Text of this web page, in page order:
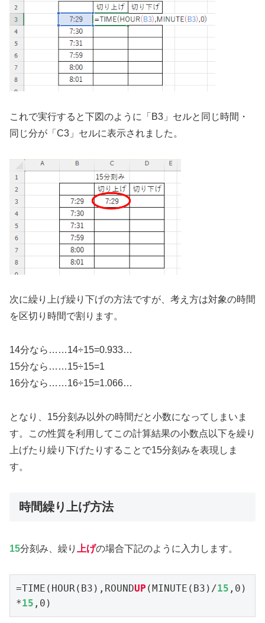
これで実行すると下図のように「B3」セルと同じ時間・
同じ分が「C3」セルに表示されました。
次に繰り上げ繰り下げの方法ですが、考え方は対象の時間
を区切り時間で割ります。
14分なら……14÷15=0.933…
15分なら……15÷15=1
16分なら……16÷15=1.066…
となり、15分刻み以外の時間だと小数になってしまいま
す。この性質を利用してこの計算結果の小数点以下を繰り
上げたり繰り下げたりすることで15分刻みを表現しま
す。
時間繰り上げ方法
15分刻み、繰り 上げの場合下記のように入力します。
=TIME(HOUR(B3),ROUNDUP (MINUTE(B3)/15 ,0)
*15 ,0)